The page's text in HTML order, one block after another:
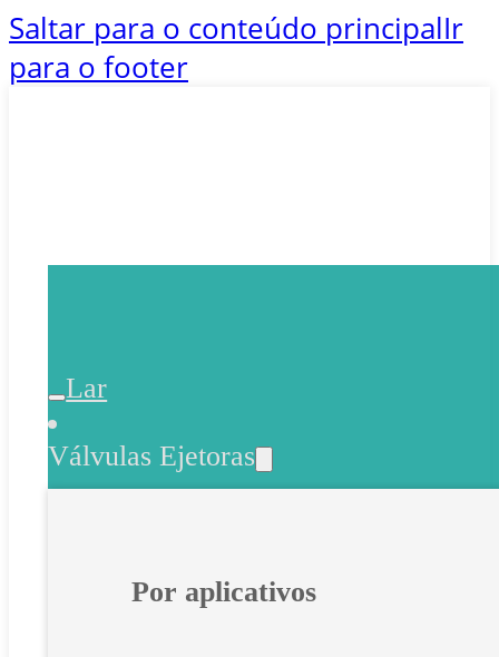
Saltar para o conteúdo principalIr
para o footer
Lar
Válvulas Ejetoras
Por aplicativos